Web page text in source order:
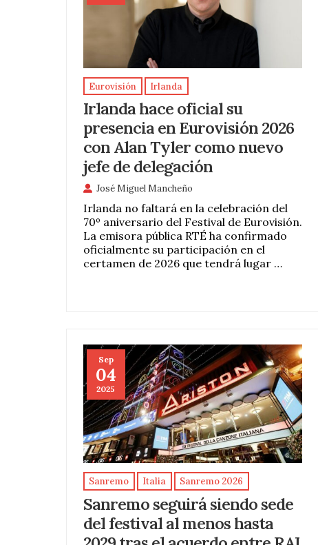
Eurovisión Irlanda
Irlanda hace oficial su
presencia en Eurovisión 2026
con Alan Tyler como nuevo
jefe de delegación
José Miguel Mancheño
Irlanda no faltará en la celebración del
70º aniversario del Festival de Eurovisión.
La emisora pública RTÉ ha confirmado
oficialmente su participación en el
certamen de 2026 que tendrá lugar …
Sep
04
2025
Sanremo Italia Sanremo 2026
Sanremo seguirá siendo sede
del festival al menos hasta